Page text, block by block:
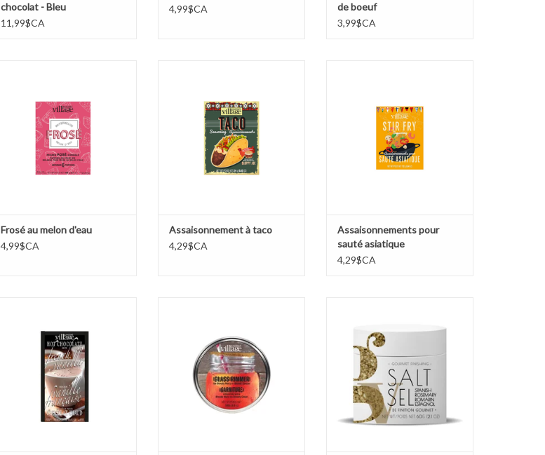
chocolat - Bleu
11,99$CA
4,99$CA
de boeuf
3,99$CA
Frosé au melon d'eau
4,99$CA
Assaisonnement à taco
4,29$CA
Assaisonnements pour
sauté asiatique
4,29$CA
AJOUTER AU PANIER AJOUTER AU PANIER AJOUTER AU PANIER